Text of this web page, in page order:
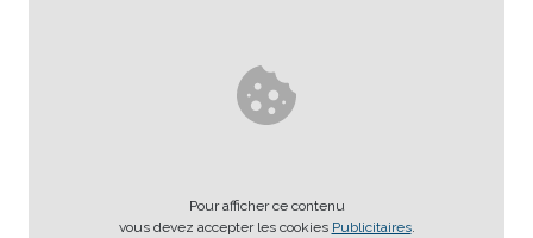
Pour afficher ce contenu
vous devez accepter les cookies Publicitaires.